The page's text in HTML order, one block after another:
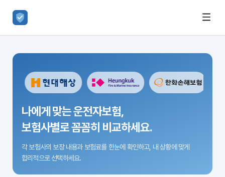
나에게 맞는 운전자보험,
보험사별로 꼼꼼히 비교하세요.
각 보험사의 보장 내용과 보험료를 한눈에 확인하고, 내 상황에 맞게
합리적으로 선택하세요.